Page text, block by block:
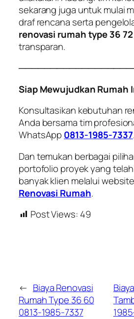
sekarang juga untuk mulai
draf rencana serta
renovasi rumah type 36 72
transparan.
Siap Mewujudkan Rumah
Konsultasikan kebutuhan
Anda bersama tim
WhatsApp 0813-1985-7337.
Dan temukan berbagai
portofolio proyek yang
banyak klien melalui
Renovasi Rumah.
Post Views: 49
← Biaya Renovasi
Rumah Type 36 60
0813-1985-7337